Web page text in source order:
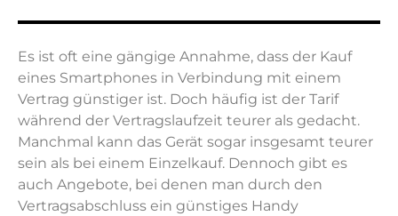
Es ist oft eine gängige Annahme, dass der Kauf
eines Smartphones in Verbindung mit einem
Vertrag günstiger ist. Doch häufig ist der Tarif
während der Vertragslaufzeit teurer als gedacht.
Manchmal kann das Gerät sogar insgesamt teurer
sein als bei einem Einzelkauf. Dennoch gibt es
auch Angebote, bei denen man durch den
Vertragsabschluss ein günstiges Handy